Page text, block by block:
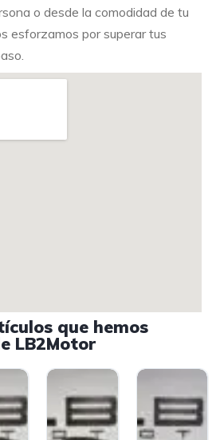
o desde la comodidad de tu
esforzamos por superar tus
que hemos
LB2Motor